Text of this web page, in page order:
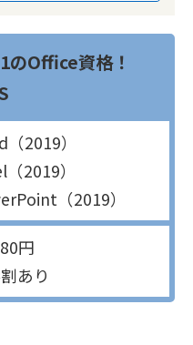
のOffice資格！
（2019）
（2019）
（2019）
円
あり